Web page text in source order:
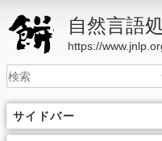
自然言語
https://
サイドバー